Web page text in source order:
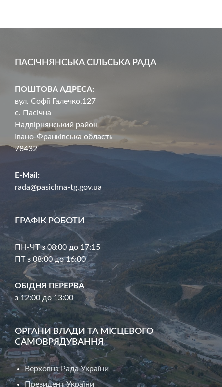
ПАСІЧНЯНСЬКА СІЛЬСЬКА РАДА
ПОШТОВА АДРЕСА:
вул. Софії Галечко.127
с. Пасічна
Надвірнянський район
Івано-Франківська область
78432
E-Mail:
rada@pasichna-tg.gov.ua
ГРАФІК РОБОТИ
ПН-ЧТ з 08:00 до 17:15
ПТ з 08:00 до 16:00
ОБІДНЯ ПЕРЕРВА
з 12:00 до 13:00
ОРГАНИ ВЛАДИ ТА МІСЦЕВОГО
САМОВРЯДУВАННЯ
Верховна Рада України
Президент України